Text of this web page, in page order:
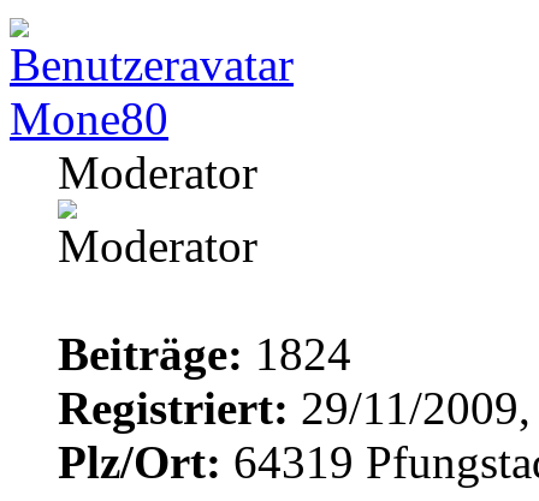
Mone80
Moderator
Beiträge: 1824
Registriert: 29/11/
Plz/Ort: 64319